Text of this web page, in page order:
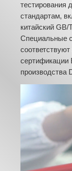
тестирования
стандартам,
китайский
Специальные
сертификации
производства